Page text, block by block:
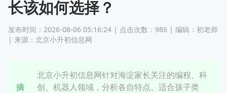
长该如何选择？
发布时间：2026-08-06 05:16:24 | 点击次数：986 | 编辑：初老师
| 来源：北京小升初信息网
摘
北京小升初信息网针对海淀家长关注的编程、科
创、机器人领域，分析各自特点、适合孩子类